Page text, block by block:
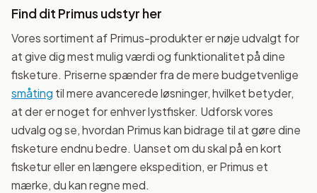
Find dit Primus udstyr her
Vores sortiment af Primus-produkter er nøje udvalgt for
at give dig mest mulig værdi og funktionalitet på dine
fisketure. Priserne spænder fra de mere budgetvenlige
småting til mere avancerede løsninger, hvilket betyder,
at der er noget for enhver lystfisker. Udforsk vores
udvalg og se, hvordan Primus kan bidrage til at gøre dine
fisketure endnu bedre. Uanset om du skal på en kort
fisketur eller en længere ekspedition, er Primus et
mærke, du kan regne med.